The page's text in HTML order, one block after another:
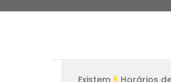
Existem 6 Horários